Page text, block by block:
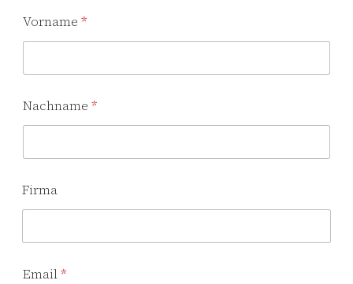
Vorname *
Nachname *
Firma
Email*